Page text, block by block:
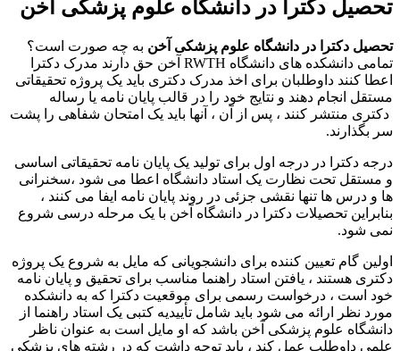
تحصیل دکترا در دانشگاه علوم پزشکی آخن
تحصیل دکترا در دانشگاه علوم پزشکی آخن به چه صورت است؟
تمامی دانشکده های دانشگاه RWTH آخن حق دارند مدرک دکترا
اعطا کنند داوطلبان برای اخذ مدرک دکتری باید یک پروژه تحقیقاتی
مستقل انجام دهند و نتایج خود را در قالب پایان نامه یا رساله
دکتری منتشر کنند ، پس از آن ، آنها باید یک امتحان شفاهی را پشت
سر بگذارند.
درجه دکترا در درجه اول برای تولید یک پایان نامه تحقیقاتی اساسی
و مستقل تحت نظارت یک استاد دانشگاه اعطا می شود ،سخنرانی
ها و درس ها تنها نقشی جزئی در روند پایان نامه ایفا می کنند ،
بنابراین تحصیلات دکترا در دانشگاه آخن با یک مرحله درسی شروع
نمی شود.
اولین گام تعیین کننده برای دانشجویانی که مایل به شروع یک پروژه
دکتری هستند ، یافتن استاد راهنما مناسب برای تحقیق و پایان نامه
خود است ، درخواست رسمی برای موقعیت دکترا که به دانشکده
مورد نظر ارائه می شود باید شامل تأییدیه کتبی یک استاد راهنما از
دانشگاه علوم پزشکی آخن باشد که او مایل است به عنوان ناظر
علمی داوطلب عمل کند ، باید توجه داشت که در رشته های پزشکی